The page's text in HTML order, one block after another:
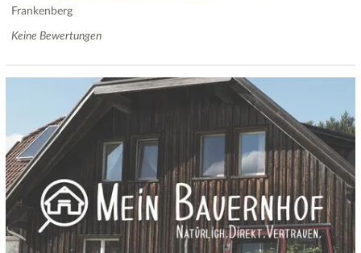
Frankenberg
Keine Bewertungen